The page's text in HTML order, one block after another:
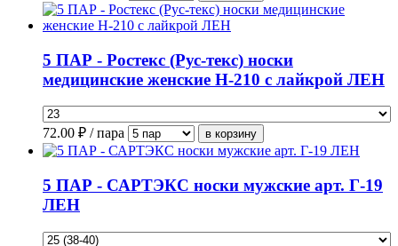
5 ПАР - Ростекс (Рус-текс) носки
медицинские женские Н-210 с лайкрой ЛЕН
72.00 ₽ / пара
5 ПАР - САРТЭКС носки мужские арт. Г-19
ЛЕН